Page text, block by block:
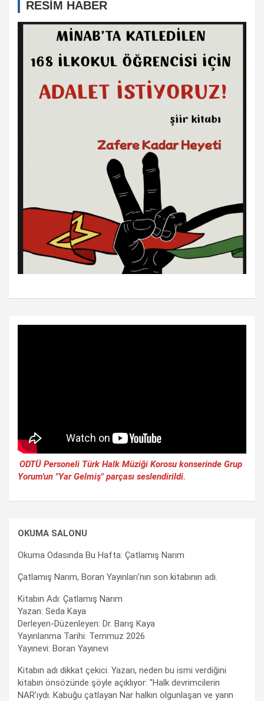
RESİM HABER
ODTÜ Personeli Türk Halk Müziği Korosu konserinde Grup
Yorum'un "Yar Gelmiş" parçası seslendirildi.
OKUMA SALONU
Okuma Odasında Bu Hafta: Çatlamış Narım
Çatlamış Narım, Boran Yayınları'nın son kitabının adı.
Kitabın Adı: Çatlamış Narım
Yazan: Seda Kaya
Derleyen-Düzenleyen: Dr. Barış Kaya
Yayınlanma Tarihi: Temmuz 2026
Yayınevi: Boran Yayınevi
Kitabın adı dikkat çekici. Yazarı, neden bu ismi verdiğini
kitabın önsözünde şöyle açıklıyor: "Halk devrimcilerin
NAR’ıydı. Kabuğu çatlayan Nar halkın olgunlaşan ve yarın